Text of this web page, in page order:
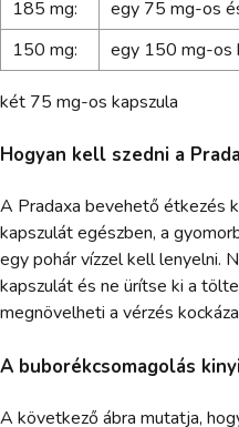
185 mg:
egy 75 mg-os
150 mg:
egy 150 mg-os
két 75 mg-os kapszula
Hogyan kell szedni a
A Pradaxa bevehető étkezés
kapszulát egészben, a
egy pohár vízzel kell lenyelni.
kapszulát és ne ürítse ki a
megnövelheti a vérzés
A buborékcsomagolás
A következő ábra mutatja,